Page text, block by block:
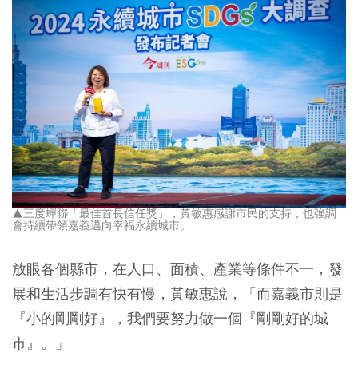
▲三度蟬聯「最佳首長信任獎」，黃敏惠感謝市民的支持，也強調
會持續帶領嘉義邁向幸福永續城市。
放眼各個縣市，在人口、面積、產業等條件不一，發
展和生活步調有快有慢，黃敏惠說，「而嘉義市則是
『小的剛剛好』，我們要努力做一個『剛剛好的城
市』。」